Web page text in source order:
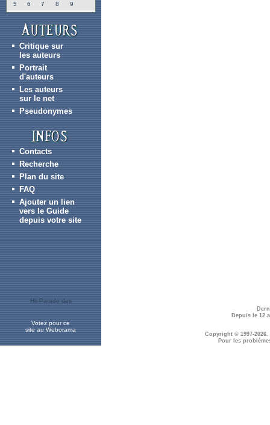
5
6 7 8 9
Critique sur
les auteurs
Portrait
d'auteurs
Les auteurs
sur le net
Pseudonymes
Contacts
Recherche
Plan du site
FAQ
Ajouter un lien
vers le Guide
depuis votre site
Votez pour ce
site au Weborama
Depuis le 12
Copyright © 1997-2026.
Pour les